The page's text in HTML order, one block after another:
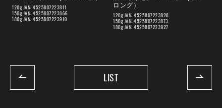
120g JAN: 4525807223811
150g JAN: 4525807223866
180g JAN: 4525807223910
ロング）
120g JAN: 4525807223828
150g JAN: 4525807223873
180g JAN: 4525807223927
LIST